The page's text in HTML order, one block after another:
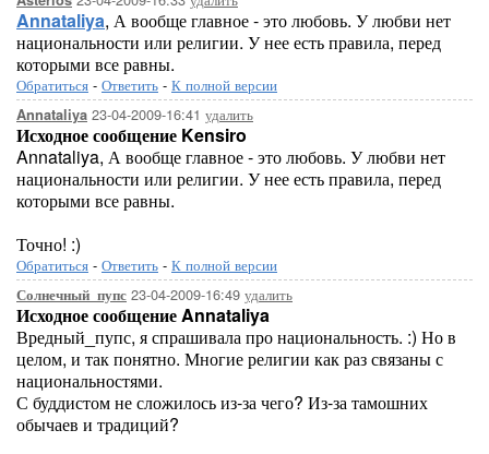
Annataliya, А вообще главное - это любовь. У любви нет
национальности или религии. У нее есть правила, перед
которыми все равны.
Обратиться - Ответить - К полной версии
Annataliya 23-04-2009-16:41 удалить
Исходное сообщение Kensiro
Annataliya, А вообще главное - это любовь. У любви нет
национальности или религии. У нее есть правила, перед
которыми все равны.
Точно! :)
Обратиться - Ответить - К полной версии
Солнечный_пупс 23-04-2009-16:49 удалить
Исходное сообщение Annataliya
Вредный_пупс, я спрашивала про национальность. :) Но в
целом, и так понятно. Многие религии как раз связаны с
национальностями.
С буддистом не сложилось из-за чего? Из-за тамошних
обычаев и традиций?